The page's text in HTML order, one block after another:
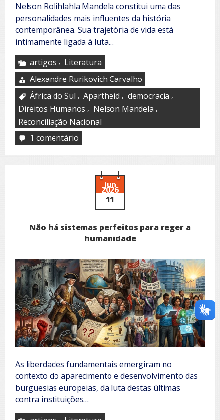
Nelson Rolihlahla Mandela constitui uma das
personalidades mais influentes da história
contemporânea. Sua trajetória de vida está
intimamente ligada à luta…
artigos , Literatura
Alexandre Rurikovich Carvalho
África do Sul , Apartheid , democracia ,
Direitos Humanos , Nelson Mandela ,
Reconciliação Nacional
1 comentário
Mandela
jun
2026
11
Não há sistemas perfeitos para reger a
humanidade
As liberdades fundamentais emergiram no
contexto do aparecimento e desenvolvimento das
burguesias europeias, da luta destas últimas
contra instituições…